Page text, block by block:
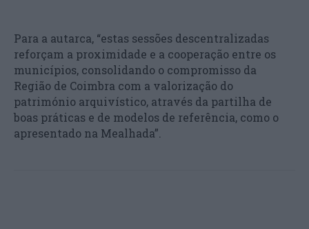
Para a autarca, “estas sessões descentralizadas
reforçam a proximidade e a cooperação entre os
municípios, consolidando o compromisso da
Região de Coimbra com a valorização do
património arquivístico, através da partilha de
boas práticas e de modelos de referência, como o
apresentado na Mealhada”.